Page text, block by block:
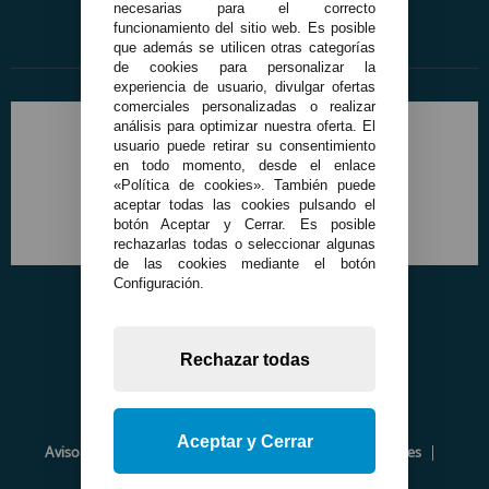
Aviso Legal Política de Privacidad
Política de Cookies
Envíos y Devoluciones
Opiniones
necesarias para el correcto
funcionamiento del sitio web. Es posible
que además se utilicen otras categorías
de cookies para personalizar la
experiencia de usuario, divulgar ofertas
comerciales personalizadas o realizar
análisis para optimizar nuestra oferta. El
usuario puede retirar su consentimiento
en todo momento, desde el enlace
«Política de cookies». También puede
aceptar todas las cookies pulsando el
botón Aceptar y Cerrar. Es posible
rechazarlas todas o seleccionar algunas
de las cookies mediante el botón
Configuración.
Rechazar todas
Aceptar y Cerrar